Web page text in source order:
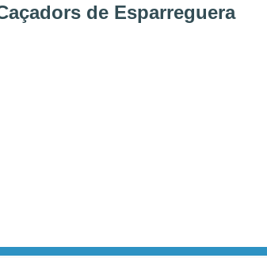
de Esparreguera